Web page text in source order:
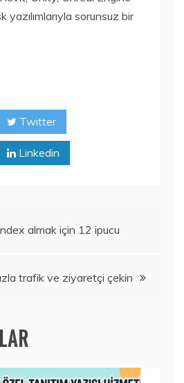
sorunsuz bir
Twitter
Linkedin
index almak için 12 ipucu
trafik ve ziyaretçi çekin